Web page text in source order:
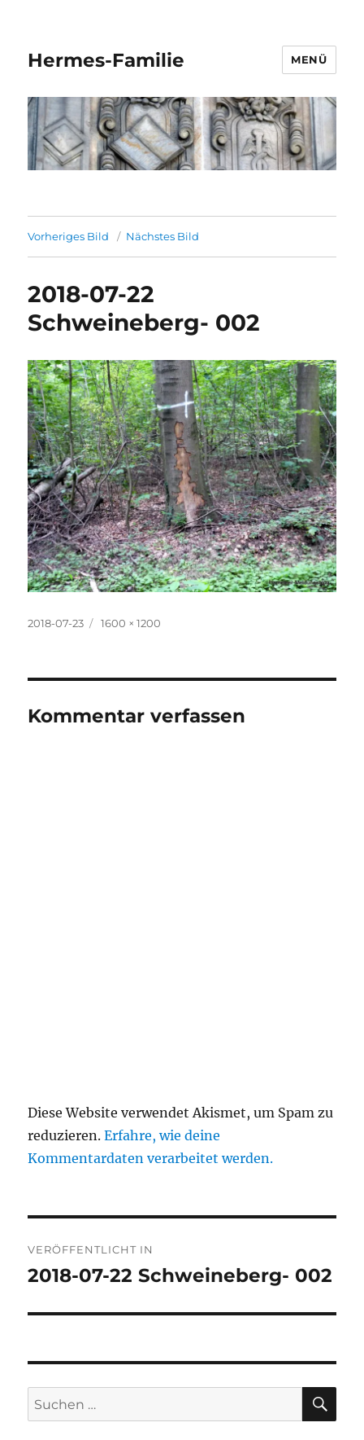
Hermes-Familie MENÜ
Vorheriges Bild Nächstes Bild
2018-07-22
Schweineberg- 002
Veröffentlicht
2018-07-23 Originalgröße
1600 × 1200
Kommentar verfassen
Diese Website verwendet Akismet, um Spam zu
reduzieren.Erfahre, wie deine
Kommentardaten verarbeitet werden.
VERÖFFENTLICHT IN
2018-07-22 Schweineberg- 002
Suchen
nach: